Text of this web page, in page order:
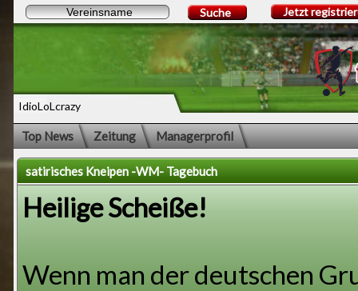
IdioLoLcrazy
Suche Jetzt
Top News Zeitung Managerprofil
satirisches Kneipen -WM- Tagebuch
Heilige Scheiße!
Wenn man der deutschen